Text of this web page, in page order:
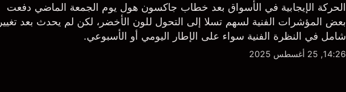
الحركة الإيجابية في الأسواق بعد خطاب جاكسون هول يوم الجمعة الماضي دفعت
بعض المؤشرات الفنية لسهم تسلا إلى التحول للون الأخضر، لكن لم يحدث بعد تغيير
شامل في النظرة الفنية سواء على الإطار اليومي أو الأسبوعي.
14:26, 25 أغسطس 2025